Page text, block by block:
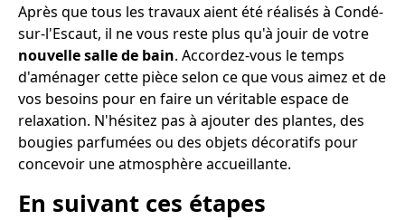
Après que tous les travaux aient été réalisés à Condé-
sur-l'Escaut, il ne vous reste plus qu'à jouir de votre
nouvelle salle de bain. Accordez-vous le temps
d'aménager cette pièce selon ce que vous aimez et de
vos besoins pour en faire un véritable espace de
relaxation. N'hésitez pas à ajouter des plantes, des
bougies parfumées ou des objets décoratifs pour
concevoir une atmosphère accueillante.
En suivant ces étapes